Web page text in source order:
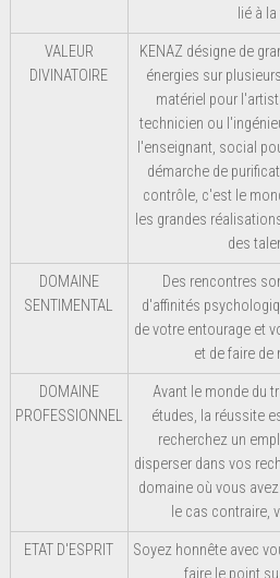
lié à
VALEUR
DIVINATOIRE
KENAZ désigne de
énergies sur
matériel pour
technicien ou
l'enseignant, social
démarche de
contrôle, c'est le
les grandes
des
DOMAINE
SENTIMENTAL
Des rencontres
d'affinités
de votre entourage et
et de faire de
DOMAINE
PROFESSIONNEL
Avant le monde du
études, la réussite
recherchez un
disperser dans vos
domaine où vous
le cas contraire,
ETAT D'ESPRIT
Soyez honnête avec
faire le point